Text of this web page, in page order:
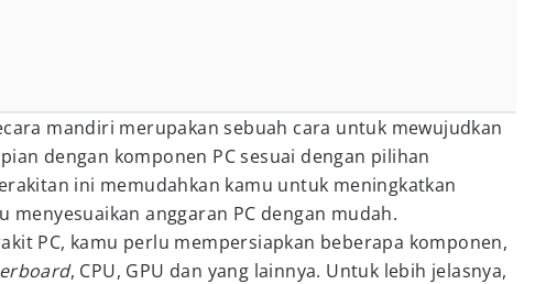
mandiri merupakan sebuah cara untuk mewujudkan
dengan komponen PC sesuai dengan pilihan
ini memudahkan kamu untuk meningkatkan
menyesuaikan anggaran PC dengan mudah.
PC, kamu perlu mempersiapkan beberapa komponen,
, CPU, GPU dan yang lainnya. Untuk lebih jelasnya,